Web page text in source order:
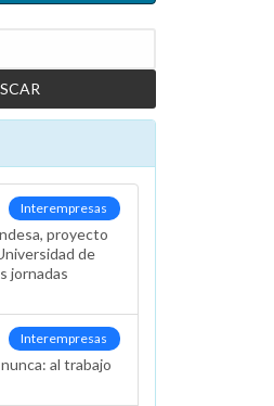
Interempresas
proyecto
de
jornadas
Interempresas
al trabajo